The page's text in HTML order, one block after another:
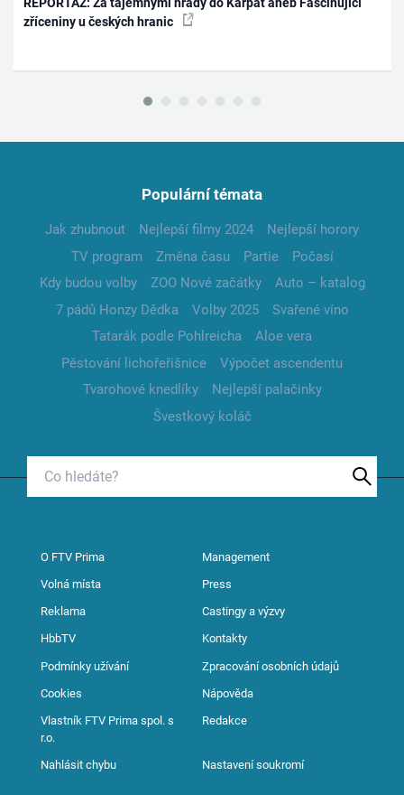
REPORTÁŽ: Za tajemnými hrady do Karpat aneb Fascinující
zříceniny u českých hranic
Populární témata
Jak zhubnout Nejlepší filmy 2024
Nejlepší horory
TV program
Změna času Partie
Počasí
Kdy budou volby
ZOO Nové začátky
Auto – katalog
7 pádů Honzy Dědka
Volby 2025
Svařené víno
Tatarák podle Pohlreicha
Aloe vera
Pěstování lichořeřišnice
Výpočet ascendentu
Tvarohové knedlíky
Nejlepší palačinky
Švestkový koláč
O FTV Prima Management
Volná místa Press
Reklama Castingy a výzvy
HbbTV Kontakty
Podmínky užívání Zpracování osobních údajů
Cookies Nápověda
Vlastník FTV Prima spol. s
r.o.
Redakce
Nahlásit chybu Nastavení soukromí